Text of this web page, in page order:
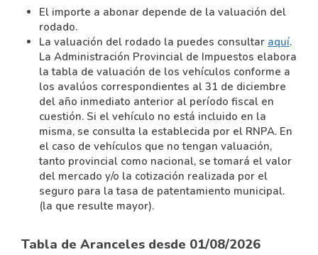
El importe a abonar depende de la valuación del
rodado.
La valuación del rodado la puedes consultar aquí.
La Administración Provincial de Impuestos elabora
la tabla de valuación de los vehículos conforme a
los avalúos correspondientes al 31 de diciembre
del año inmediato anterior al período fiscal en
cuestión. Si el vehículo no está incluido en la
misma, se consulta la establecida por el RNPA. En
el caso de vehículos que no tengan valuación,
tanto provincial como nacional, se tomará el valor
del mercado y/o la cotización realizada por el
seguro para la tasa de patentamiento municipal.
(la que resulte mayor).
Tabla de Aranceles desde 01/08/2026